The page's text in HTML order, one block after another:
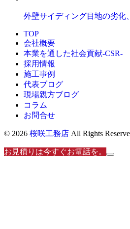
外壁サイディング目地の劣化
TOP
会社概要
本業を通した社会貢献-CSR-
採用情報
施工事例
代表ブログ
現場親方ブログ
コラム
お問合せ
© 2026 桜咲工務店 All Rights
お見積りは今すぐお電話を。